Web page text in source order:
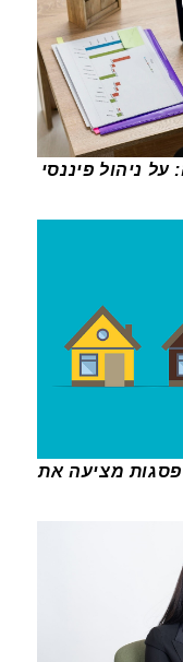
ניהול פיננסי
מציעה את